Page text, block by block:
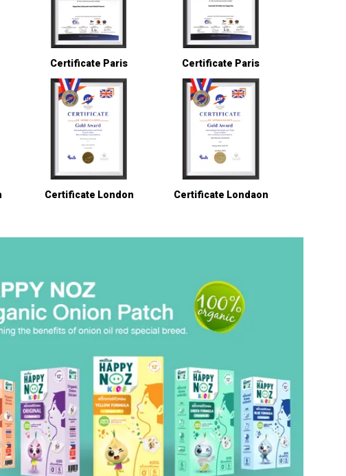
Certificate Paris Certificate Paris
Certificate London Certificate Londaon